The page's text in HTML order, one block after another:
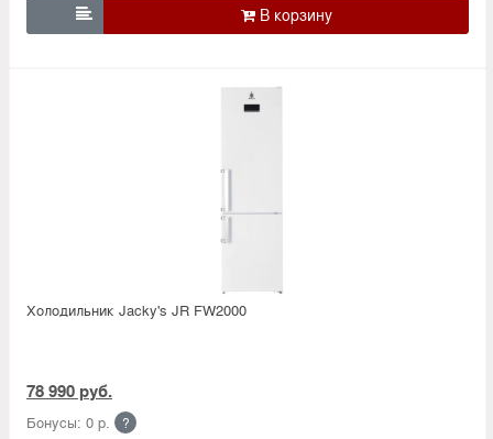

Холодильник Jacky's JR FW2000
78 990 руб.
Бонусы: 0 р. ?